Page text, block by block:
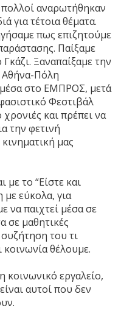
αναρωτήθηκαν
για τέτοια θέματα.
πως επιζητούμε
Παίξαμε
Ξαναπαίξαμε την
Αθήνα-Πόλη
μέσα στο ΕΜΠΡΟΣ, μετά
Φεστιβάλ
και πρέπει να
την φετινή
μας
με το “Είστε και
με εύκολα, για
να παιχτεί μέσα σε
σε μαθητικές
συζήτηση του τι
κοινωνία θέλουμε.
κοινωνικό εργαλείο,
αυτοί που δεν